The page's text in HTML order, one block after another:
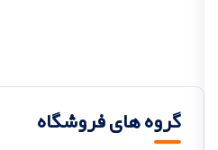
گروه های فروشگاه